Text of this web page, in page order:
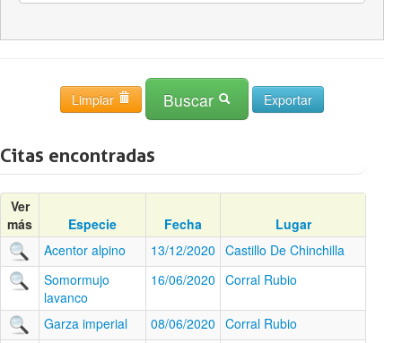
Limpiar Buscar
Citas encontradas
Ver
más
Especie Fecha
Lugar
Acentor alpino
13/12/2020 Castillo De Chinchilla
Somormujo
lavanco
16/06/2020 Corral Rubio
Garza imperial 08/06/2020 Corral Rubio